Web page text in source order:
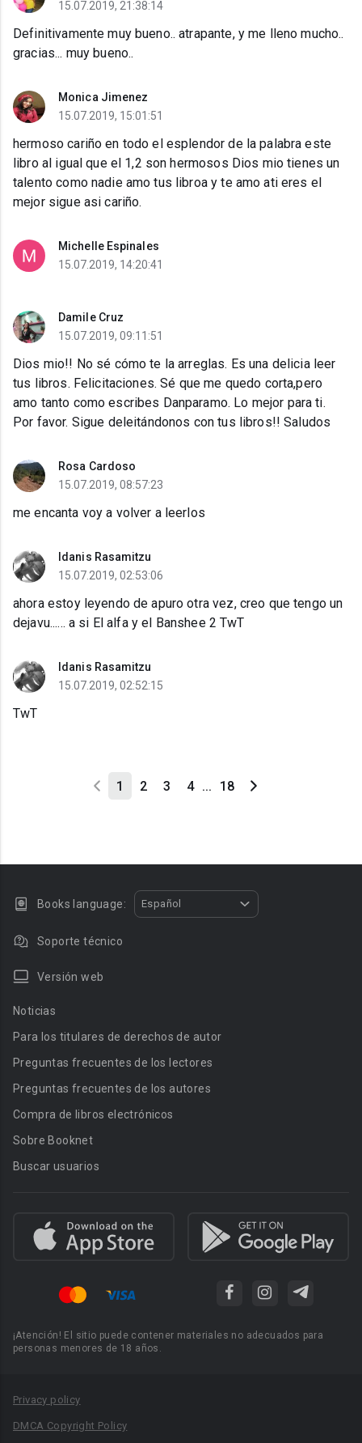
15.07.2019, 21:38:14
Definitivamente muy bueno.. atrapante, y me lleno mucho..
gracias... muy bueno..
Monica Jimenez
15.07.2019, 15:01:51
hermoso cariño en todo el esplendor de la palabra este
libro al igual que el 1,2 son hermosos Dios mio tienes un
talento como nadie amo tus libroa y te amo ati eres el
mejor sigue asi cariño.
Michelle Espinales
15.07.2019, 14:20:41
Damile Cruz
15.07.2019, 09:11:51
Dios mio!! No sé cómo te la arreglas. Es una delicia leer
tus libros. Felicitaciones. Sé que me quedo corta,pero
amo tanto como escribes Danparamo. Lo mejor para ti.
Por favor. Sigue deleitándonos con tus libros!! Saludos
Rosa Cardoso
15.07.2019, 08:57:23
me encanta voy a volver a leerlos
Idanis Rasamitzu
15.07.2019, 02:53:06
ahora estoy leyendo de apuro otra vez, creo que tengo un
dejavu...... a si El alfa y el Banshee 2 TwT
Idanis Rasamitzu
15.07.2019, 02:52:15
TwT
1 2 3 4 ... 18
Books language: Español
Soporte técnico
Versión web
Noticias
Para los titulares de derechos de autor
Preguntas frecuentes de los lectores
Preguntas frecuentes de los autores
Compra de libros electrónicos
Sobre Booknet
Buscar usuarios
¡Atención! El sitio puede contener materiales no adecuados para
personas menores de 18 años.
Privacy policy
DMCA Copyright Policy